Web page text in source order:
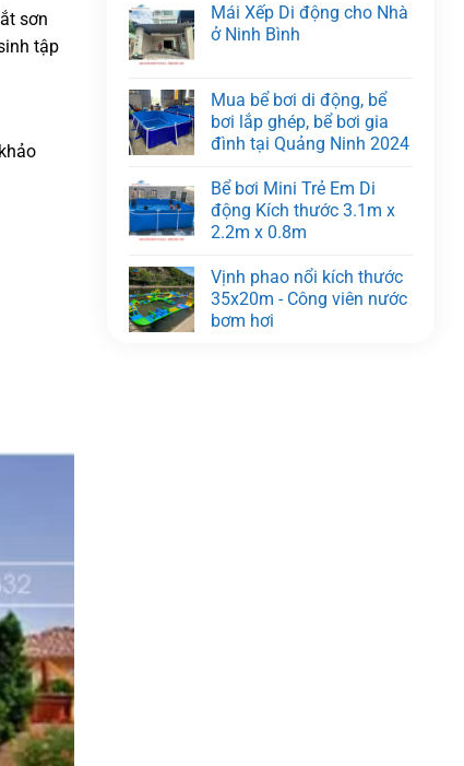
sơn
tập
Mái Xếp Di động cho Nhà
ở Ninh Bình
Mua bể bơi di động, bể
bơi lắp ghép, bể bơi gia
đình tại Quảng Ninh 2024
Bể bơi Mini Trẻ Em Di
động Kích thước 3.1m x
2.2m x 0.8m
Vịnh phao nổi kích thước
35x20m - Công viên nước
bơm hơi